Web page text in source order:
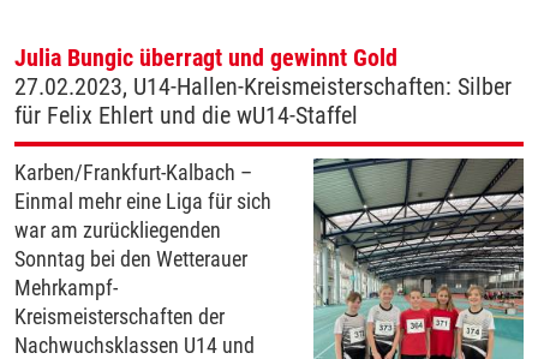
Julia Bungic überragt und gewinnt Gold
27.02.2023, U14-Hallen-Kreismeisterschaften: Silber
für Felix Ehlert und die wU14-Staffel
Karben/Frankfurt-Kalbach –
Einmal mehr eine Liga für sich
war am zurückliegenden
Sonntag bei den Wetterauer
Mehrkampf-
Kreismeisterschaften der
Nachwuchsklassen U14 und